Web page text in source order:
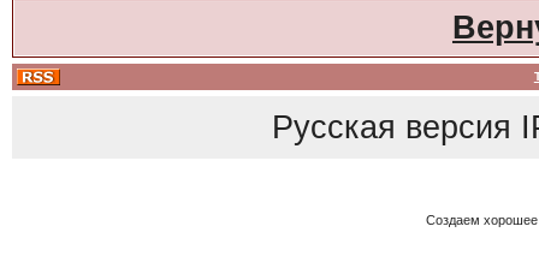
Русская версия
Создаем